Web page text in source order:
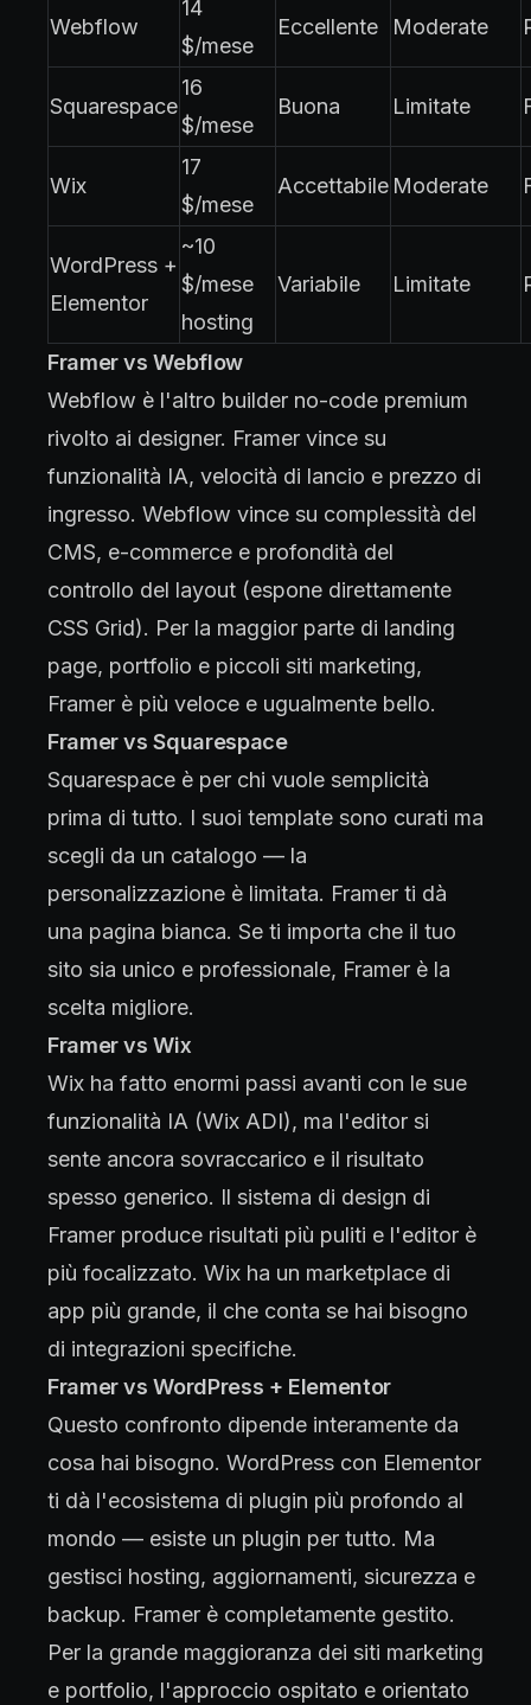
Webflow
14
$/mese
Eccellente Moderate
Squarespace
16
$/mese
Buona Limitate
Wix
17
$/mese
Accettabile Moderate
WordPress +
Elementor
~10
$/mese
hosting
Variabile Limitate
Framer vs Webflow
Webflow è l'altro builder no-code premium
rivolto ai designer. Framer vince su
funzionalità IA, velocità di lancio e prezzo di
ingresso. Webflow vince su complessità del
CMS, e-commerce e profondità del
controllo del layout (espone direttamente
CSS Grid). Per la maggior parte di landing
page, portfolio e piccoli siti marketing,
Framer è più veloce e ugualmente bello.
Framer vs Squarespace
Squarespace è per chi vuole semplicità
prima di tutto. I suoi template sono curati ma
scegli da un catalogo — la
personalizzazione è limitata. Framer ti dà
una pagina bianca. Se ti importa che il tuo
sito sia unico e professionale, Framer è la
scelta migliore.
Framer vs Wix
Wix ha fatto enormi passi avanti con le sue
funzionalità IA (Wix ADI), ma l'editor si
sente ancora sovraccarico e il risultato
spesso generico. Il sistema di design di
Framer produce risultati più puliti e l'editor è
più focalizzato. Wix ha un marketplace di
app più grande, il che conta se hai bisogno
di integrazioni specifiche.
Framer vs WordPress + Elementor
Questo confronto dipende interamente da
cosa hai bisogno. WordPress con Elementor
ti dà l'ecosistema di plugin più profondo al
mondo — esiste un plugin per tutto. Ma
gestisci hosting, aggiornamenti, sicurezza e
backup. Framer è completamente gestito.
Per la grande maggioranza dei siti marketing
e portfolio, l'approccio ospitato e orientato